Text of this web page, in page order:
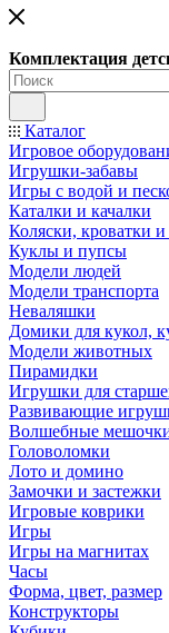
Комплектация
Каталог
Игровое
Игрушки-забавы
Игры с водой и
Каталки и качалки
Коляски, кроватки и
Куклы и пупсы
Модели людей
Модели транспорта
Неваляшки
Домики для кукол,
Модели животных
Пирамидки
Игрушки для
Развивающие
Волшебные
Головоломки
Лото и домино
Замочки и застежки
Игровые коврики
Игры
Игры на магнитах
Часы
Форма, цвет, размер
Конструкторы